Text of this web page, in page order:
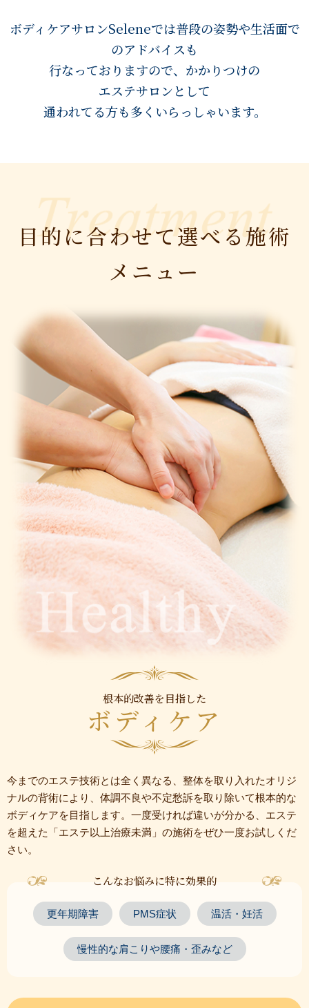
ボディケアサロンSeleneでは普段の姿勢や生活面で
のアドバイスも
行なっておりますので、かかりつけの
エステサロンとして
通われてる方も多くいらっしゃいます。
目的に合わせて選べる施術
メニュー
根本的改善を目指した
ボディケア
今までのエステ技術とは全く異なる、整体を取り入れたオリジ
ナルの背術により、体調不良や不定愁訴を取り除いて根本的な
ボディケアを目指します。一度受ければ違いが分かる、エステ
を超えた「エステ以上治療未満」の施術をぜひ一度お試しくだ
さい。
こんなお悩みに特に効果的
更年期障害 PMS症状 温活・妊活
慢性的な肩こりや腰痛・歪みなど